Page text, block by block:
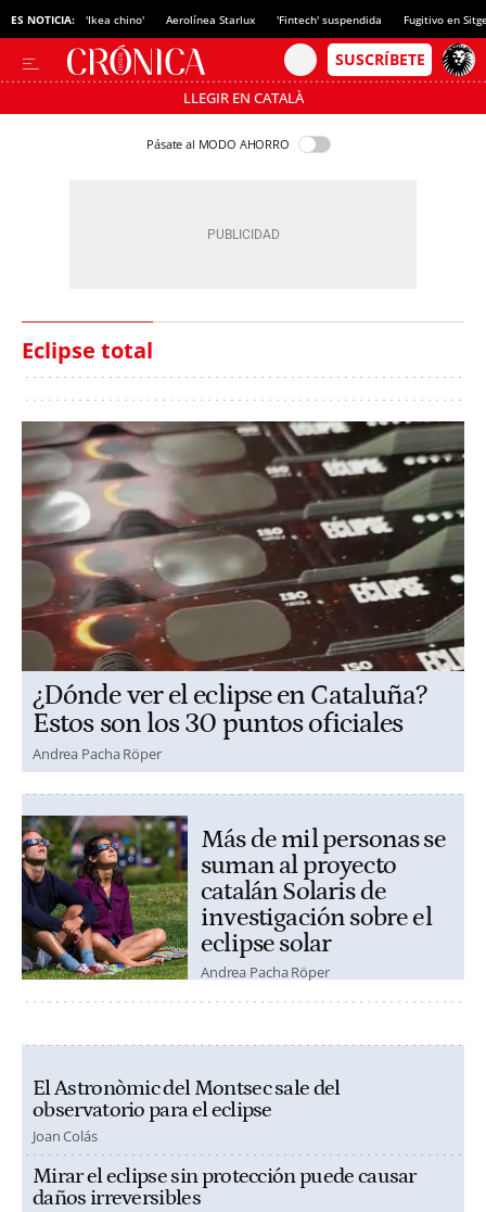
ES NOTICIA: 'Ikea chino' Aerolínea Starlux 'Fintech' suspendida Fugitivo en
LLEGIR EN CATALÀ
Pásate al MODO AHORRO
Eclipse total
¿Dónde ver el eclipse en Cataluña?
Estos son los 30 puntos oficiales
Andrea Pacha Röper
Más de mil personas se
suman al proyecto
catalán Solaris de
investigación sobre el
eclipse solar
Andrea Pacha Röper
El Astronòmic del Montsec sale del
observatorio para el eclipse
Joan Colás
Mirar el eclipse sin protección puede causar
daños irreversibles